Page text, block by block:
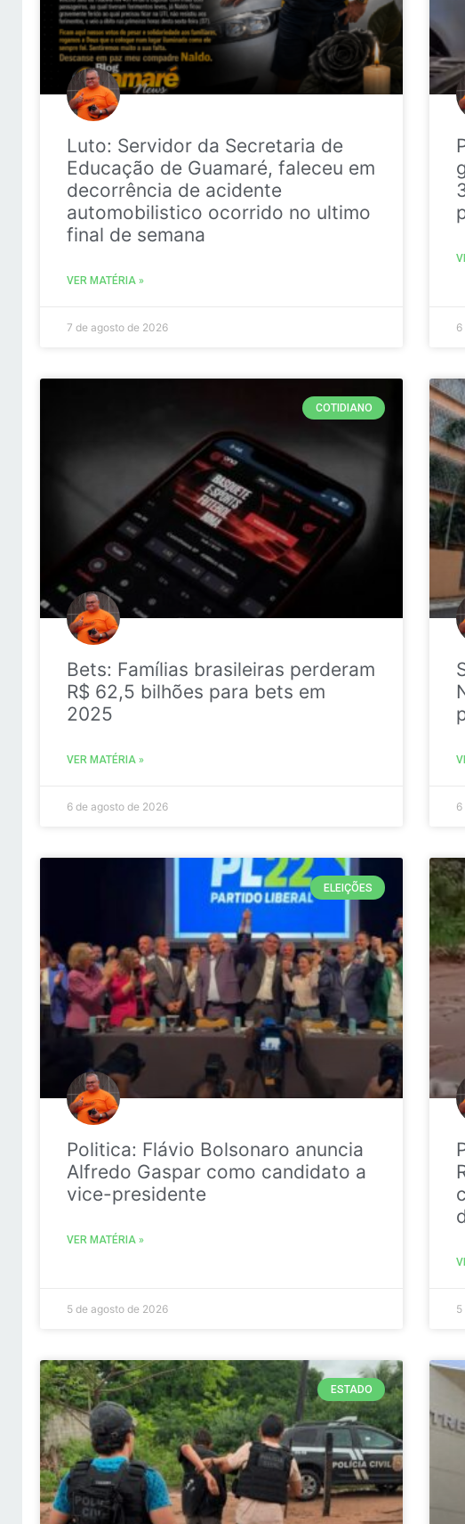
Luto: Servidor da Secretaria de
Educação de Guamaré, faleceu em
decorrência de acidente
automobilistico ocorrido no ultimo
final de semana
VER MATÉRIA »
7 de agosto de 2026
COTIDIANO
Bets: Famílias brasileiras perderam
R$ 62,5 bilhões para bets em
2025
VER MATÉRIA »
6 de agosto de 2026
ELEIÇÕES
Politica: Flávio Bolsonaro anuncia
Alfredo Gaspar como candidato a
vice-presidente
VER MATÉRIA »
5 de agosto de 2026
ESTADO